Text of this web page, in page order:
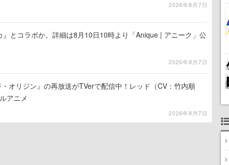
2026年8月7日
』とコラボか。詳細は8月10日10時より「Anique | アニーク」公
2026年8月7日
・オリジン』の再放送がTVerで配信中！レッド（CV：竹内順
アニメ
2026年8月7日